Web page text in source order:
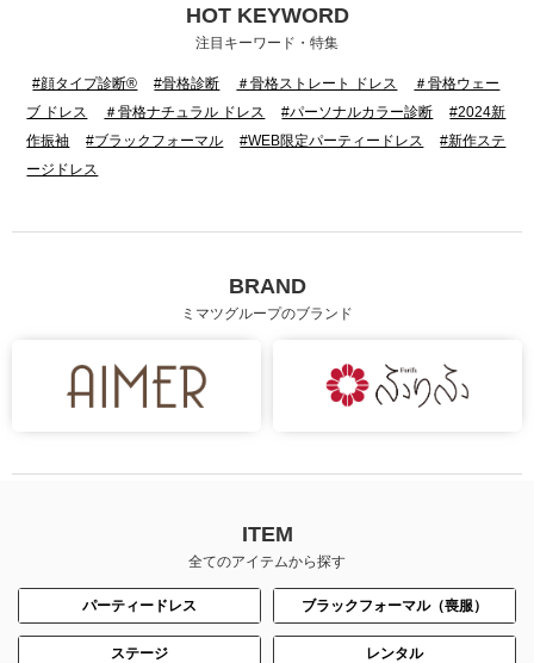
HOT KEYWORD
注目キーワード・特集
#顔タイプ診断® #骨格診断 ＃骨格ストレート ドレス
＃骨格ウェー
ブ ドレス
＃骨格ナチュラル ドレス #パーソナルカラー診断
#2024新
作振袖
#ブラックフォーマル #WEB限定パーティードレス
#新作ステ
ージドレス
BRAND
ミマツグループのブランド
ITEM
全てのアイテムから探す
パーティードレス ブラックフォーマル（喪服）
ステージ レンタル